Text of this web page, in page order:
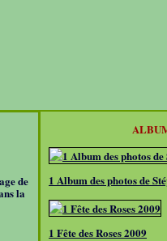
de
la
1 Album des photos de
1 Fête des Roses 2009